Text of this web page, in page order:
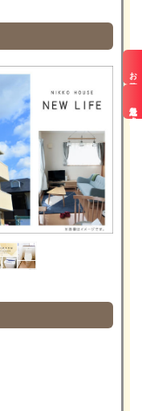
お仕事検索
最近見た求人